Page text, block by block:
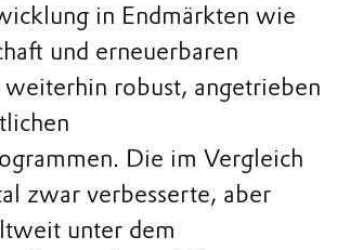
in Endmärkten wie
und erneuerbaren
robust, angetrieben
Die im Vergleich
zwar verbesserte, aber
unter dem